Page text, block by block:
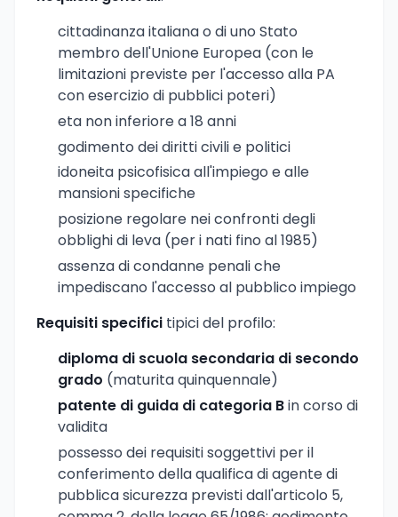
cittadinanza italiana o di uno Stato
membro dell'Unione Europea (con le
limitazioni previste per l'accesso alla PA
con esercizio di pubblici poteri)
eta non inferiore a 18 anni
godimento dei diritti civili e politici
idoneita psicofisica all'impiego e alle
mansioni specifiche
posizione regolare nei confronti degli
obblighi di leva (per i nati fino al 1985)
assenza di condanne penali che
impediscano l'accesso al pubblico impiego
Requisiti specifici tipici del profilo:
diploma di scuola secondaria di secondo
grado (maturita quinquennale)
patente di guida di categoria Bin corso di
validita
possesso dei requisiti soggettivi per il
conferimento della qualifica di agente di
pubblica sicurezza previsti dall'articolo 5,